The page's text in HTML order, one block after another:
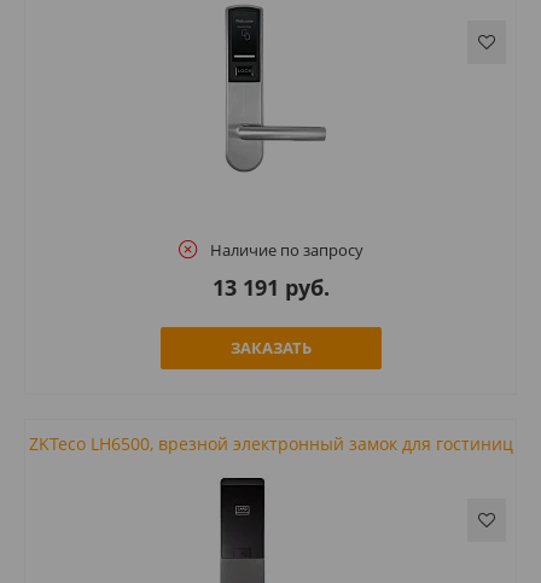
Наличие по запросу
13 191 руб.
ЗАКАЗАТЬ
ZKTeco LH6500, врезной электронный замок для гостиниц